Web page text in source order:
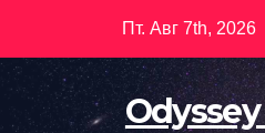
содержимому
Пт. Авг 7th, 2026